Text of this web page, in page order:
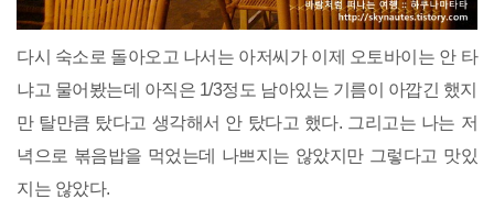
다시 숙소로 돌아오고 나서는 아저씨가 이제 오토바이는 안 타
냐고 물어봤는데 아직은 1/3정도 남아있는 기름이 아깝긴 했지
만 탈만큼 탔다고 생각해서 안 탔다고 했다. 그리고는 나는 저
녁으로 볶음밥을 먹었는데 나쁘지는 않았지만 그렇다고 맛있
지는 않았다.